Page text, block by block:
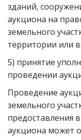
зданий,
аукциона на
земельного
территории или
5) принятие
проведении
Проведение
земельного
предоставления
аукциона может